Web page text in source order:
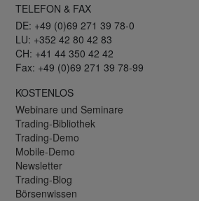
TELEFON & FAX
DE: +49 (0)69 271 39 78-0
LU: +352 42 80 42 83
CH: +41 44 350 42 42
Fax: +49 (0)69 271 39 78-99
KOSTENLOS
Webinare und Seminare
Trading-Bibliothek
Trading-Demo
Mobile-Demo
Newsletter
Trading-Blog
Börsenwissen